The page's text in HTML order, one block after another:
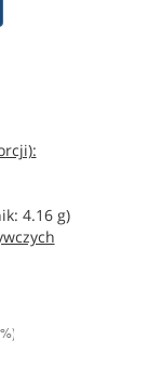
4.16 g)